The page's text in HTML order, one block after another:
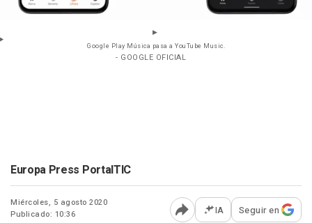
Google Play Música pasa a YouTube Music.
- GOOGLE OFICIAL
Europa Press PortalTIC
Miércoles, 5 agosto 2020
Publicado: 10:36
Abrir opciones para
IA Seguir en